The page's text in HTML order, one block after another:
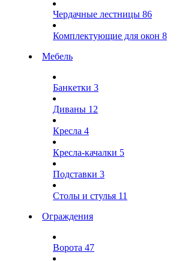
Чердачные лестницы 86
Комплектующие для окон 8
Мебель
Банкетки 3
Диваны 12
Кресла 4
Кресла-качалки 5
Подставки 3
Столы и стулья 11
Ограждения
Ворота 47